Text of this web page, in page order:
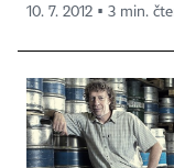
10. 7. 2012 ▪ 3 min.